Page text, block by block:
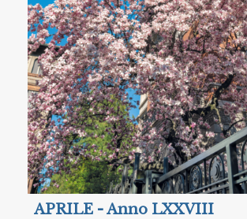
APRILE - Anno LXXVIII